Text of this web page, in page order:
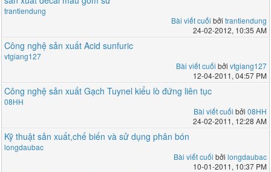
trantiendung
Bài viết cuối bởi trantiendung
24-02-2012, 10:35 AM
Công nghệ sản xuất Acid sunfuric
vtgiang127
Bài viết cuối bởi vtgiang127
12-04-2011, 04:57 PM
Công nghệ sản xuất Gạch Tuynel kiểu lò đứng liên tục
08HH
Bài viết cuối bởi 08HH
24-02-2011, 12:28 AM
Kỹ thuật sản xuất,chế biến và sử dụng phân bón
longdaubac
Bài viết cuối bởi longdaubac
10-01-2011, 10:37 PM